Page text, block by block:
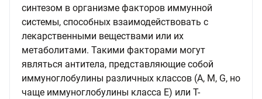
синтезом в организме факторов иммунной
системы, способных взаимодействовать с
лекарственными веществами или их
метаболитами. Такими факторами могут
являться антитела, представляющие собой
иммуноглобулины различных классов (А, М, G, но
чаще иммуноглобулины класса Е) или Т-